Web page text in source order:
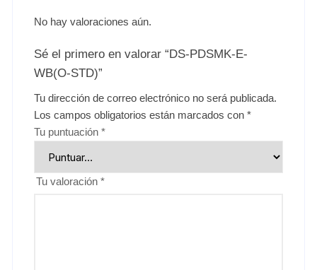
No hay valoraciones aún.
Sé el primero en valorar “DS-PDSMK-E-
WB(O-STD)”
Tu dirección de correo electrónico no será publicada.
Los campos obligatorios están marcados con*
Tu puntuación*
Tu valoración*